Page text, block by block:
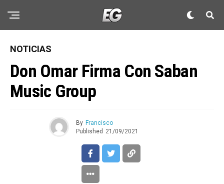
NOTICIAS
Don Omar Firma Con Saban
Music Group
By Francisco
Published 21/09/2021